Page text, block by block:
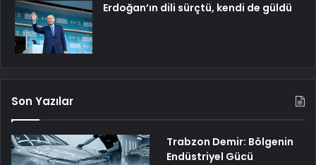
Erdoğan’ın dili sürçtü, kendi de güldü
Son Yazılar
Trabzon Demir: Bölgenin
Endüstriyel Gücü